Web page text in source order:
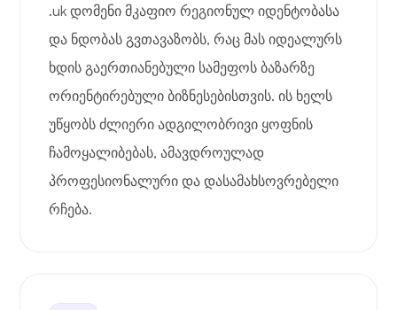
.uk დომენი მკაფიო რეგიონულ იდენტობასა
და ნდობას გვთავაზობს, რაც მას იდეალურს
ხდის გაერთიანებული სამეფოს ბაზარზე
ორიენტირებული ბიზნესებისთვის. ის ხელს
უწყობს ძლიერი ადგილობრივი ყოფნის
ჩამოყალიბებას, ამავდროულად
პროფესიონალური და დასამახსოვრებელი
რჩება.